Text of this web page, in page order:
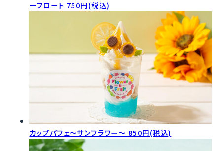
ーフロート 750円(税込)
カップパフェ～サンフラワー～ 850円(税込)